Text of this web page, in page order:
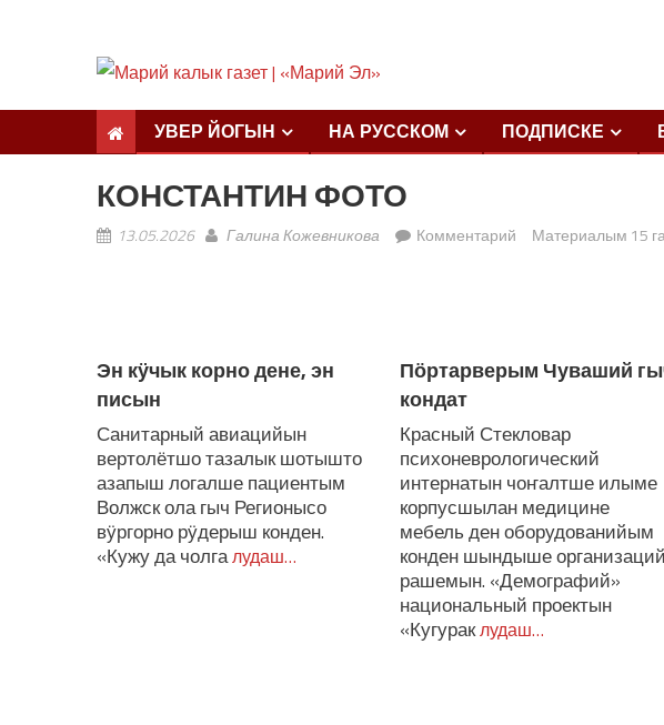
УВЕР ЙОГЫН НА РУССКОМ ПОДПИСКЕ
КОНСТАНТИН ФОТО
13.05.2026 Галина Кожевникова Комментарий Материалым 15
Эн кӱчык корно дене, эн
писын
Санитарный авиацийын
вертолётшо тазалык шотышто
азапыш логалше пациентым
Волжск ола гыч Регионысо
вӱргорно рӱдерыш конден.
«Кужу да чолгалудаш…
Пӧртарверым Чуваший
кондат
Красный Стекловар
психоневрологический
интернатын чоҥалтше илыме
корпусшылан медицине
мебель ден оборудованийым
конден шындыше организаций
рашемын. «Демографий»
национальный проектын
«Кугураклудаш…